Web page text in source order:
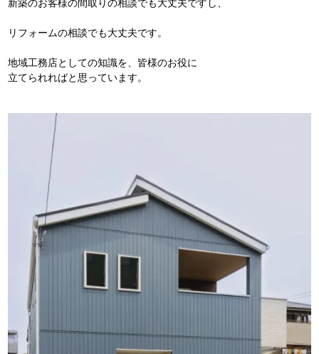
新築のお客様の間取りの相談でも大丈夫ですし、
リフォームの相談でも大丈夫です。
地域工務店としての知識を、皆様のお役に
立てられればと思っています。